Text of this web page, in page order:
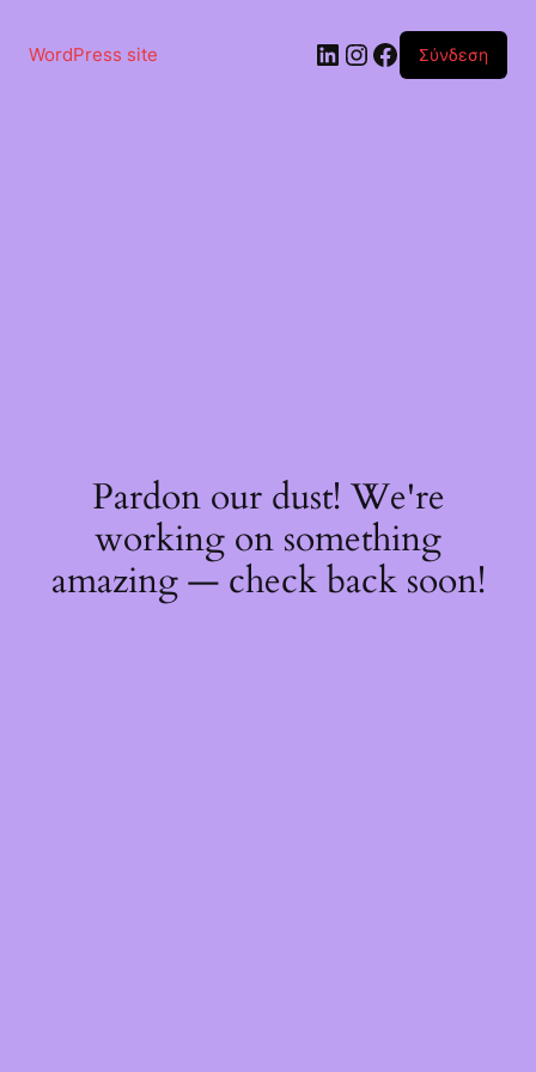
περιεχόμενο
WordPress site Linkedin
Instagram
Facebook
Σύνδεση
Pardon our dust! We're
working on something
amazing — check back soon!